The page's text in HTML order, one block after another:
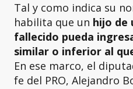
Tal y como indica su
habilita que un hijo de
fallecido pueda
similar o inferior al
En ese marco, el
fe del PRO, Alejandro